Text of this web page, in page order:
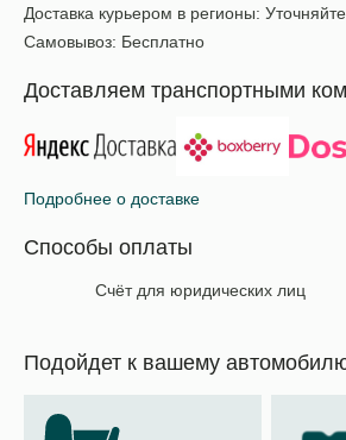
Доставка курьером в регионы:
Самовывоз: Бесплатно
Доставляем транспортными
Подробнее о доставке
Способы оплаты
Счёт для юридических лиц
Подойдет к вашему